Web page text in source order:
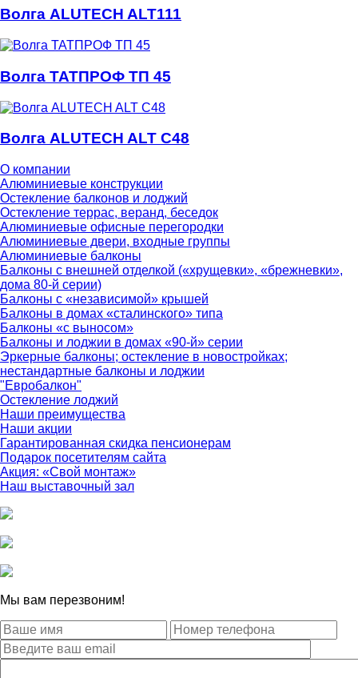
Волга ALUTECH ALT111
Волга ТАТПРОФ ТП 45
Волга ALUTECH ALT C48
О компании
Алюминиевые конструкции
Остекление балконов и лоджий
Остекление террас, веранд, беседок
Алюминиевые офисные перегородки
Алюминиевые двери, входные группы
Алюминиевые балконы
Балконы с внешней отделкой («хрущевки», «брежневки»,
дома 80-й серии)
Балконы с «независимой» крышей
Балконы в домах «сталинского» типа
Балконы «с выносом»
Балконы и лоджии в домах «90-й» серии
Эркерные балконы; остекление в новостройках;
нестандартные балконы и лоджии
"Евробалкон"
Остекление лоджий
Наши преимущества
Наши акции
Гарантированная скидка пенсионерам
Подарок посетителям сайта
Акция: «Свой монтаж»
Наш выставочный зал
Мы вам перезвоним!